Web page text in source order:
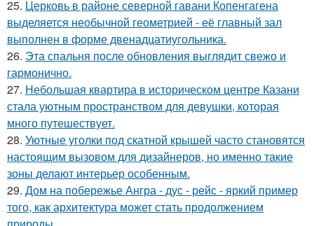
25. Церковь в районе северной гавани Копенгагена
выделяется необычной геометрией - её главный зал
выполнен в форме двенадцатиугольника.
26. Эта спальня после обновления выглядит свежо и
гармонично.
27. Небольшая квартира в историческом центре Казани
стала уютным пространством для девушки, которая
много путешествует.
28. Уютные уголки под скатной крышей часто становятся
настоящим вызовом для дизайнеров, но именно такие
зоны делают интерьер особенным.
29. Дом на побережье Ангра - дус - рейс - яркий пример
того, как архитектура может стать продолжением